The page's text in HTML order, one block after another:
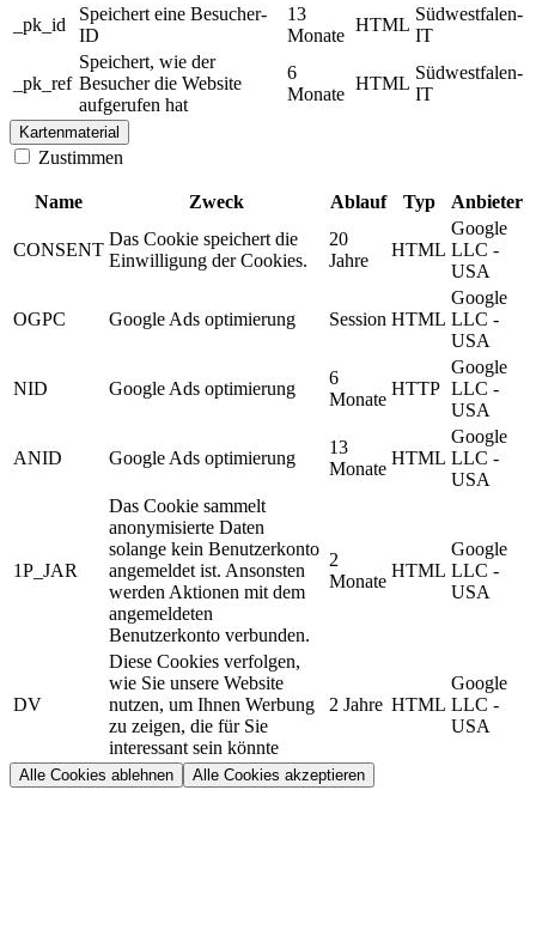
_pk_id
Speichert eine Besucher-
ID
13
Monate
HTML
Südwestfalen-
IT
_pk_ref
Speichert, wie der
Besucher die Website
aufgerufen hat
6
Monate
HTML
Südwestfalen-
IT
Kartenmaterial
Zustimmen
Name Zweck Ablauf Typ Anbieter
CONSENT
Das Cookie speichert die
Einwilligung der Cookies.
20
Jahre
HTML
Google
LLC -
USA
OGPC Google Ads optimierung Session HTML
Google
LLC -
USA
NID Google Ads optimierung
6
Monate
HTTP
Google
LLC -
USA
ANID Google Ads optimierung
13
Monate
HTML
Google
LLC -
USA
1P_JAR
Das Cookie sammelt
anonymisierte Daten
solange kein Benutzerkonto
angemeldet ist. Ansonsten
werden Aktionen mit dem
angemeldeten
Benutzerkonto verbunden.
2
Monate
HTML
Google
LLC -
USA
DV
Diese Cookies verfolgen,
wie Sie unsere Website
nutzen, um Ihnen Werbung
zu zeigen, die für Sie
interessant sein könnte
2 Jahre HTML
Google
LLC -
USA
Alle Cookies ablehnen Alle Cookies akzeptieren